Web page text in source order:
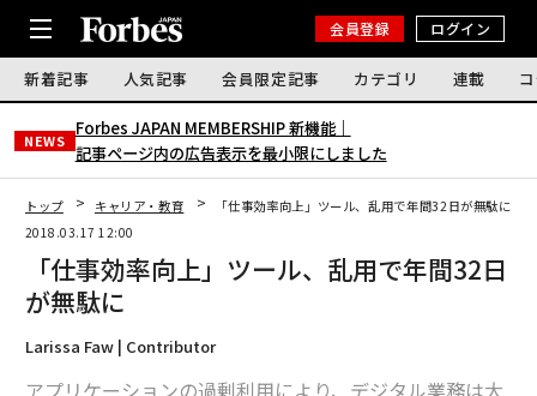
会員登録 ログイン
新着記事 人気記事 会員限定記事 カテゴリ 連載
NEWS
Forbes JAPAN MEMBERSHIP 新機能｜
記事ページ内の広告表示を最小限にしました
トップ キャリア・教育
「仕事効率向上」ツール、乱用で年間32日が無駄に
2018.03.17 12:00
「仕事効率向上」ツール、乱用で年間32日
が無駄に
Larissa Faw | Contributor
アプリケーションの過剰利用により、デジタル業務は大